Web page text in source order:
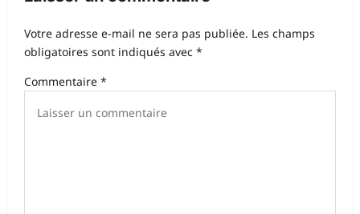
o
d
Votre adresse e-mail ne sera pas publiée. Les champs
obligatoires sont indiqués avec *
Commentaire *